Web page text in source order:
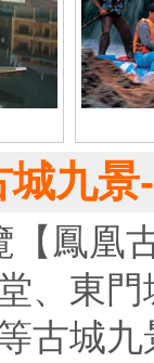
九景
【鳳凰
、東
古城